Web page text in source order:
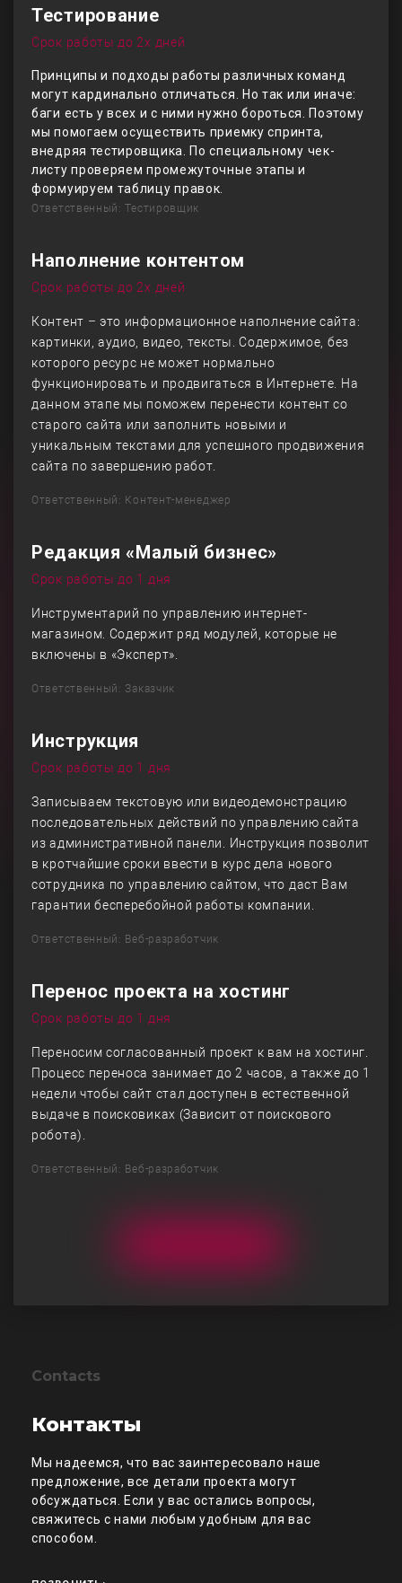
Тестирование
Срок работы до 2х дней
Принципы и подходы работы различных команд
могут кардинально отличаться. Но так или иначе:
баги есть у всех и с ними нужно бороться. Поэтому
мы помогаем осуществить приемку спринта,
внедряя тестировщика. По специальному чек-
листу проверяем промежуточные этапы и
формуируем таблицу правок.
Ответственный: Тестировщик
Наполнение контентом
Срок работы до 2х дней
Контент – это информационное наполнение сайта:
картинки, аудио, видео, тексты. Содержимое, без
которого ресурс не может нормально
функционировать и продвигаться в Интернете. На
данном этапе мы поможем перенести контент со
старого сайта или заполнить новыми и
уникальным текстами для успешного продвижения
сайта по завершению работ.
Ответственный: Контент-менеджер
Редакция «Малый бизнес»
Срок работы до 1 дня
Инструментарий по управлению интернет-
магазином. Содержит ряд модулей, которые не
включены в «Эксперт».
Ответственный: Заказчик
Инструкция
Срок работы до 1 дня
Записываем текстовую или видеодемонстрацию
последовательных действий по управлению сайта
из административной панели. Инструкция позволит
в кротчайшие сроки ввести в курс дела нового
сотрудника по управлению сайтом, что даст Вам
гарантии бесперебойной работы компании.
Ответственный: Веб-разработчик
Перенос проекта на хостинг
Срок работы до 1 дня
Переносим согласованный проект к вам на хостинг.
Процесс переноса занимает до 2 часов, а также до 1
недели чтобы сайт стал доступен в естественной
выдаче в поисковиках (Зависит от поискового
робота).
Ответственный: Веб-разработчик
Contacts
Контакты
Мы надеемся, что вас заинтересовало наше
предложение, все детали проекта могут
обсуждаться. Если у вас остались вопросы,
свяжитесь с нами любым удобным для вас
способом.